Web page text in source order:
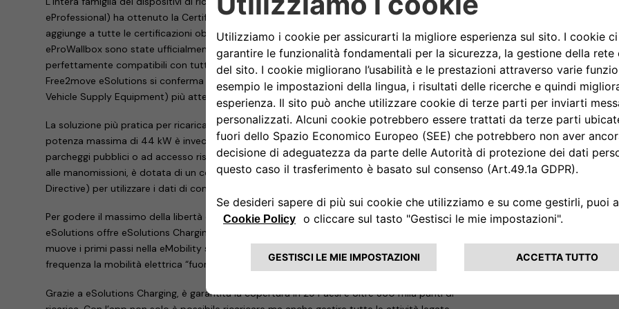
eProfessional) ha ottenuto la Certificazione Type Approved TÜV Rheinland, che si
aggiunge a tutte le certificazioni obbligatorie previste dall’Unione Europea. Inoltre, le
eProWallbox sono state ufficialmente validate dagli enti tecnici di Stellantis e sono quindi
perfettamente compatibili con tutte le vetture elettriche e ibride plug-in del gruppo.
Free2move eSolutions si conferma così uno dei produttori europei di EVSE (Electric
Vehicle Supply Equipment) più attenti alla sicurezza del consumatore.
La soluzione più pratica per ricaricare fino a due veicoli contemporaneamente con una
potenza massima di 44 kW è invece la ePublic, l’offerta Free2move eSolutions ideale per i
parcheggi pubblici o ad accesso riservato. Resistente a tutte le condizioni atmosferiche e
alle manomissioni, è dotata di un contatore certificato MID (Measuring Instruments
Directive) per utilizzare i dati di consumo a fini fiscali.
Per godere il massimo della libertà e ricaricare il nuovo E-Doblò on-the-go, Free2move
eSolutions offre eSolutions Charging, l’app pensata per assecondare le esigenze sia di chi
muove i primi passi nella eMobility sia di chi ha la necessità di sfruttare con maggiore
frequenza la mobilità elettrica “fuori casa”.
Grazie a eSolutions Charging, è garantita la copertura in 29 Paesi e oltre 360 mila punti di